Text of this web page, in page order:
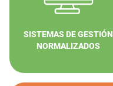
SISTEMAS DE GESTIÓN
NORMALIZADOS